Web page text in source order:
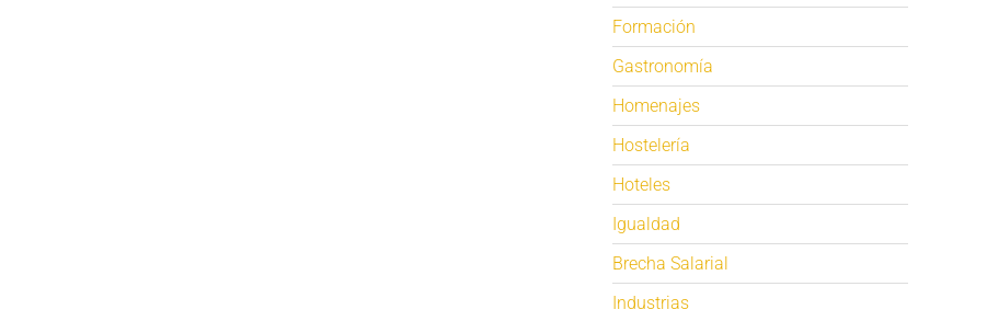
Formación
Gastronomía
Homenajes
Hostelería
Hoteles
Igualdad
Brecha Salarial
Industrias